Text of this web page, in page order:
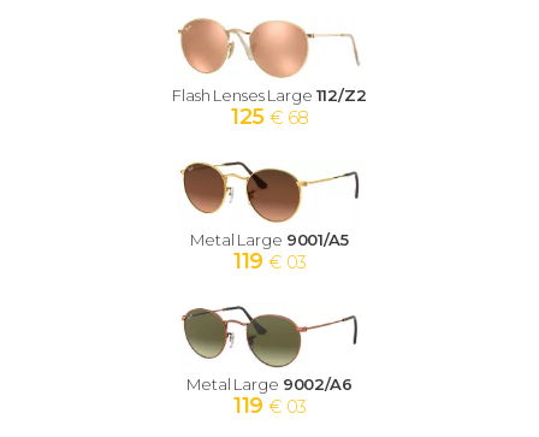
Flash Lenses Large 112/Z2
125 € 68
Metal Large 9001/A5
119 € 03
Metal Large 9002/A6
119 € 03